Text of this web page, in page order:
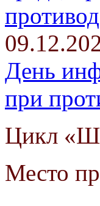
День
при
Цикл
Место